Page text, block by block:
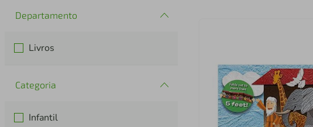
Departamento
Livros
Categoria
Infantil